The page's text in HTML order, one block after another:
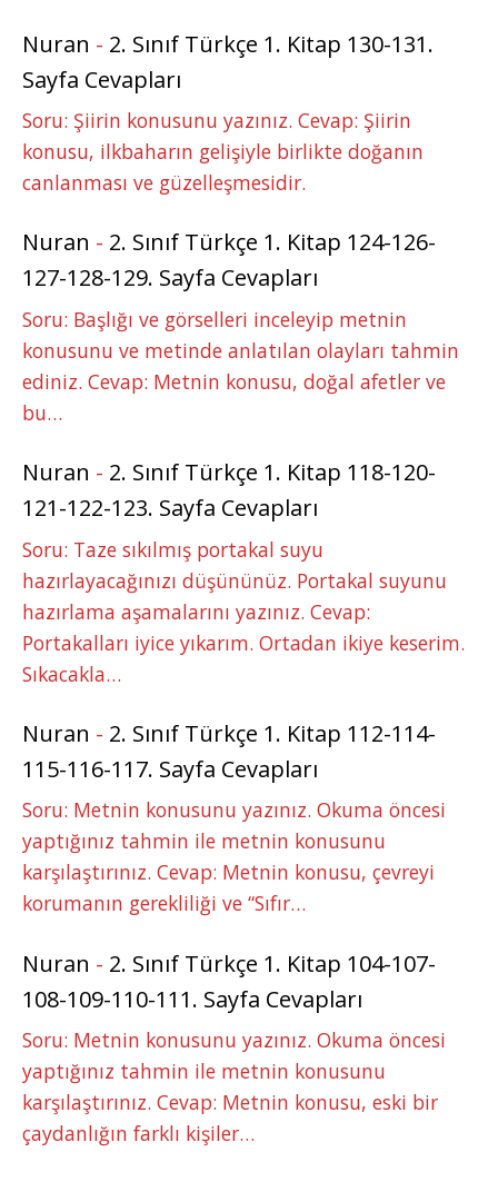
Nuran - 2. Sınıf Türkçe 1. Kitap 130-131.
Sayfa Cevapları
Soru: Şiirin konusunu yazınız. Cevap: Şiirin
konusu, ilkbaharın gelişiyle birlikte doğanın
canlanması ve güzelleşmesidir.
Nuran - 2. Sınıf Türkçe 1. Kitap 124-126-
127-128-129. Sayfa Cevapları
Soru: Başlığı ve görselleri inceleyip metnin
konusunu ve metinde anlatılan olayları tahmin
ediniz. Cevap: Metnin konusu, doğal afetler ve
bu…
Nuran - 2. Sınıf Türkçe 1. Kitap 118-120-
121-122-123. Sayfa Cevapları
Soru: Taze sıkılmış portakal suyu
hazırlayacağınızı düşününüz. Portakal suyunu
hazırlama aşamalarını yazınız. Cevap:
Portakalları iyice yıkarım. Ortadan ikiye keserim.
Sıkacakla…
Nuran - 2. Sınıf Türkçe 1. Kitap 112-114-
115-116-117. Sayfa Cevapları
Soru: Metnin konusunu yazınız. Okuma öncesi
yaptığınız tahmin ile metnin konusunu
karşılaştırınız. Cevap: Metnin konusu, çevreyi
korumanın gerekliliği ve “Sıfır…
Nuran - 2. Sınıf Türkçe 1. Kitap 104-107-
108-109-110-111. Sayfa Cevapları
Soru: Metnin konusunu yazınız. Okuma öncesi
yaptığınız tahmin ile metnin konusunu
karşılaştırınız. Cevap: Metnin konusu, eski bir
çaydanlığın farklı kişiler…